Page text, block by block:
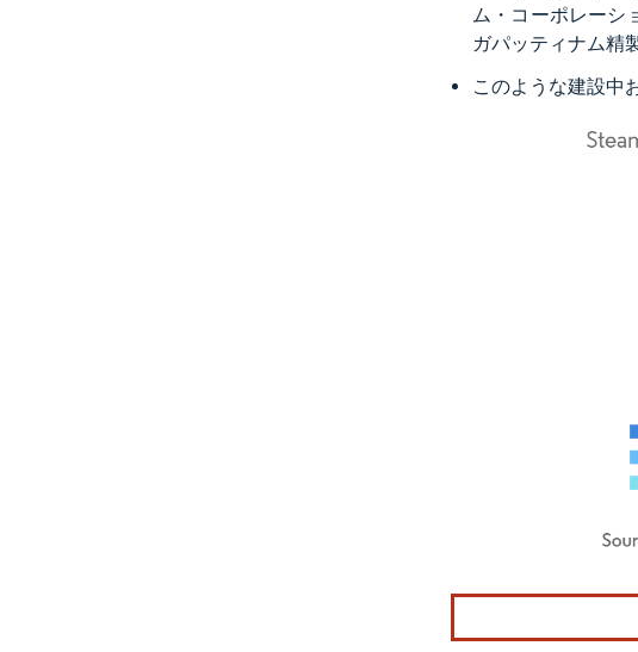
ム・コーポレーシ
ガパッティナム精
このような建設中
画像 © Mordor Intelligence